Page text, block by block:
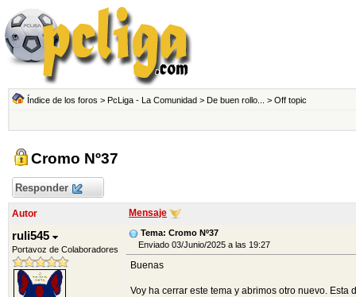
Índice de los foros > PcLiga - La Comunidad > De buen rollo... > Off topic
Cromo Nº37
Responder
Autor Mensaje
ruli545
Portavoz de Colaboradores
Tema: Cromo Nº37
Enviado 03/Junio/2025 a las 19:27
Buenas
Voy ha cerrar este tema y abrimos otro nuevo.